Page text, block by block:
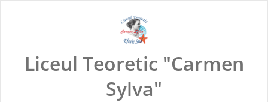
Liceul Teoretic "Carmen
Sylva"